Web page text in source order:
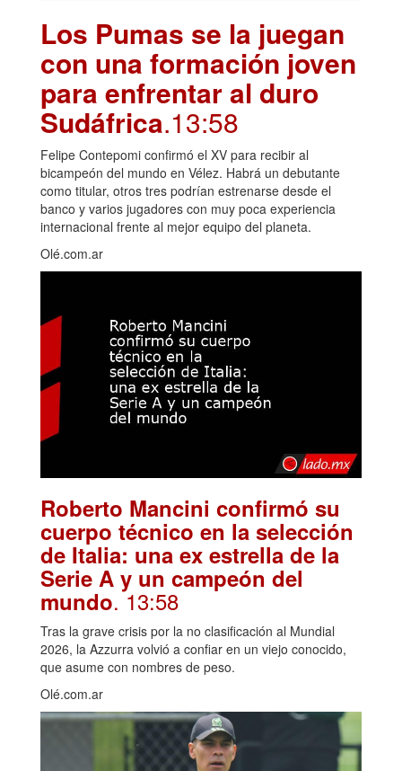
Los Pumas se la juegan
con una formación joven
para enfrentar al duro
Sudáfrica.13:58
Felipe Contepomi confirmó el XV para recibir al
bicampeón del mundo en Vélez. Habrá un debutante
como titular, otros tres podrían estrenarse desde el
banco y varios jugadores con muy poca experiencia
internacional frente al mejor equipo del planeta.
Olé.com.ar
Roberto Mancini confirmó su
cuerpo técnico en la selección
de Italia: una ex estrella de la
Serie A y un campeón del
mundo. 13:58
Tras la grave crisis por la no clasificación al Mundial
2026, la Azzurra volvió a confiar en un viejo conocido,
que asume con nombres de peso.
Olé.com.ar